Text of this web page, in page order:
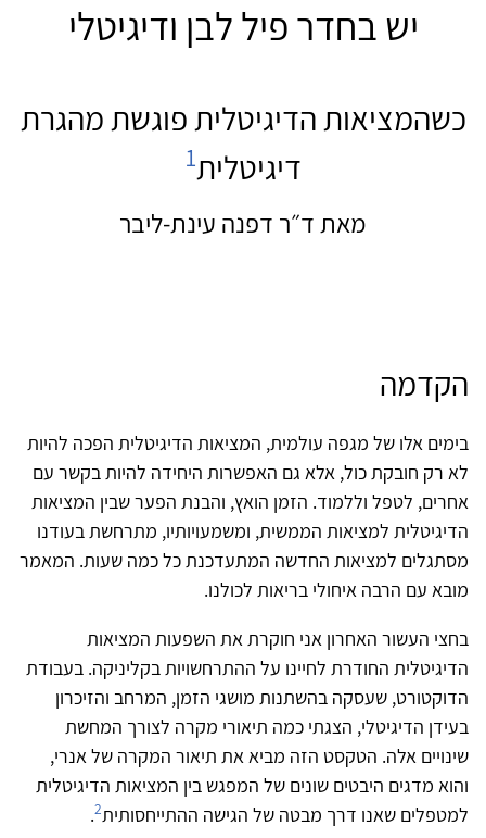
יש בחדר פיל לבן ודיגיטלי
כשהמציאות הדיגיטלית פוגשת מהגרת
דיגיטלית​​​​​​​1
מאת ד״ר דפנה עינת-ליבר
הקדמה
בימים אלו של מגפה עולמית, המציאות הדיגיטלית הפכה להיות
לא רק חובקת כול, אלא גם האפשרות היחידה להיות בקשר עם
אחרים, לטפל וללמוד. הזמן הואץ, והבנת הפער שבין המציאות
הדיגיטלית למציאות הממשית, ומשמעויותיו, מתרחשת בעודנו
מסתגלים למציאות החדשה המתעדכנת כל כמה שעות. המאמר
מובא עם הרבה איחולי בריאות לכולנו.
בחצי העשור האחרון אני חוקרת את השפעות המציאות
הדיגיטלית החודרת לחיינו על ההתרחשויות בקליניקה. בעבודת
הדוקטורט, שעסקה בהשתנות מושגי הזמן, המרחב והזיכרון
בעידן הדיגיטלי, הצגתי כמה תיאורי מקרה לצורך המחשת
שינויים אלה. הטקסט הזה מביא את תיאור המקרה של אנרי,
והוא מדגים היבטים שונים של המפגש בין המציאות הדיגיטלית
למטפלים שאנו דרך מבטה של הגישה ההתייחסותית2
.